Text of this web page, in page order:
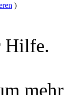
)
Hilfe.